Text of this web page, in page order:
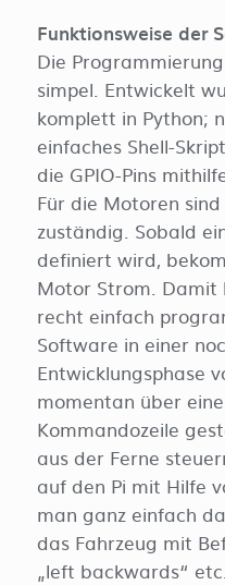
Funktionsweise der
Die
simpel. Entwickelt
komplett in Python;
einfaches Shell-
die GPIO-Pins
Für die Motoren
zuständig. Sobald
definiert wird,
Motor Strom. Damit
recht einfach
Software in einer
Entwicklungsphase
momentan über
Kommandozeile
aus der Ferne
auf den Pi mit Hilfe
man ganz einfach
das Fahrzeug mit
„left backwards“